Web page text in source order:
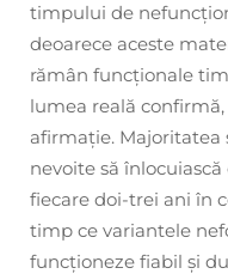
timpului de
deoarece aceste
rămân funcționale
lumea reală
afirmație. Majoritatea
nevoite să
fiecare doi-trei ani în
timp ce variantele
funcționeze fiabil și